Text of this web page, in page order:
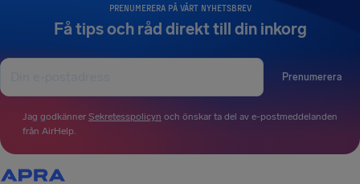
PRENUMERERA PÅ VÅRT NYHETSBREV
Få tips och råd direkt till din inkorg
Prenumerera
Jag godkänner Sekretesspolicyn och önskar ta del av e-postmeddelanden
från AirHelp.